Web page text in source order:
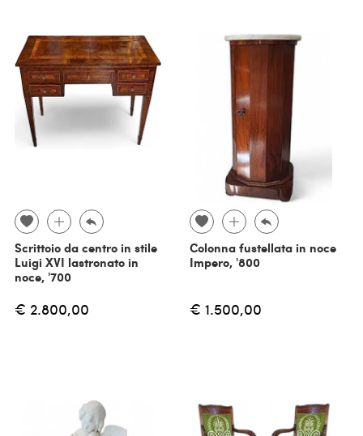
Scrittoio da centro in stile
Luigi XVI lastronato in
noce, '700
€ 2.800,00
Colonna fustellata in noce
Impero, '800
€ 1.500,00